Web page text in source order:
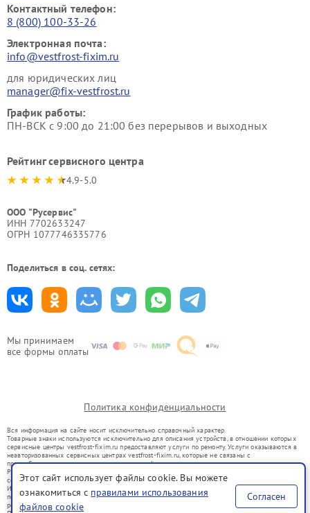
Мы принимаем
все формы оплаты
Контактный телефон:
8 (800) 100-33-26
Электронная почта:
info@vestfrost-fixim.ru
для юридических лиц
manager@fix-vestfrost.ru
График работы:
ПН-ВСК с 9:00 до 21:00 без перерывов и выходных
Рейтинг сервисного центра
4.9-5.0
ООО "Русервис"
ИНН 7702633247
ОГРН 1077746335776
Поделиться в соц. сетях:
Политика конфиденциальности
Вся информация на сайте носит исключительно справочный характер.
Товарные знаки используются исключительно для описания устройств, в отношении которых
сервисные центры vestfrost-fixim.ru предоставляют услуги по ремонту. Услуги оказываются в
неавторизованных сервисных центрах vestfrost-fixim.ru, которые не связаны с
правообладателями товарных знаков или их официальными представителями.
Ремонт осуществляется для устройств, уже введенных в гражданский оборот в соответствии
со статьей 1487 ГК РФ.
Использование товарных знаков не преследует цели индивидуализации услуг или введения
потребителей в заблуждение, а служит для информирования о предоставляемых услугах по
ремонту техники указанных брендов.
Этот сайт использует файлы cookie. Вы можете
ознакомиться с правилами использования
файлов cookie
Согласен